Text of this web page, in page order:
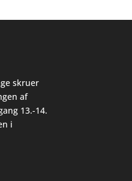
skruer
af
13.-14.
i